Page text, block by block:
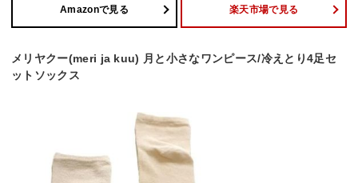
Amazonで見る 楽天市場で見る
メリヤクー(meri ja kuu) 月と小さなワンピース/冷えとり4足セ
ットソックス